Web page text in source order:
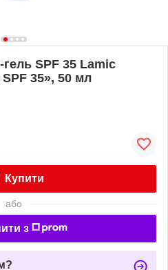
SPF 35 Lamic
35», 50 мл
Купити
або
з